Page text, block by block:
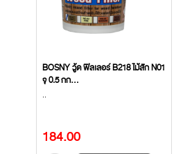
BOSNY วู้ด ฟิลเลอร์ B218 ไม้สัก N01
จุ 0.5 กก...
..
184.00